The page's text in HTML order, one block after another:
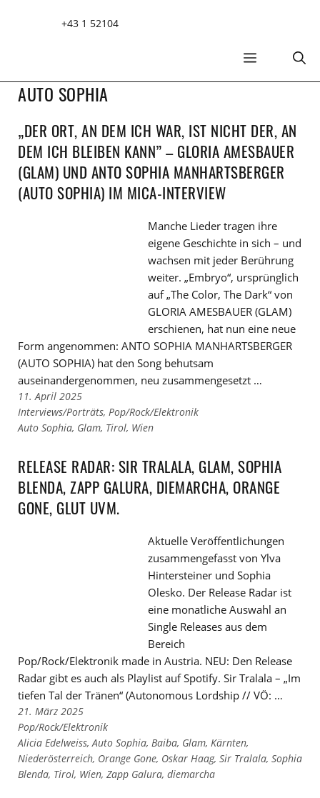
+43 1 52104
MENÜ
AUTO SOPHIA
„DER ORT, AN DEM ICH WAR, IST NICHT DER, AN
DEM ICH BLEIBEN KANN” – GLORIA AMESBAUER
(GLAM) UND ANTO SOPHIA MANHARTSBERGER
(AUTO SOPHIA) IM MICA-INTERVIEW
Manche Lieder tragen ihre
eigene Geschichte in sich – und
wachsen mit jeder Berührung
weiter. „Embryo“, ursprünglich
auf „The Color, The Dark“ von
GLORIA AMESBAUER (GLAM)
erschienen, hat nun eine neue
Form angenommen: ANTO SOPHIA MANHARTSBERGER
(AUTO SOPHIA) hat den Song behutsam
auseinandergenommen, neu zusammengesetzt …
11. April 2025
Links
zu
Kategorien
Interviews/Porträts, Pop/Rock/Elektronik
Links
den
Tags
Auto Sophia, Glam, Tirol, Wien
RELEASE RADAR: SIR TRALALA, GLAM, SOPHIA
BLENDA, ZAPP GALURA, DIEMARCHA, ORANGE
GONE, GLUT UVM.
Aktuelle Veröffentlichungen
zusammengefasst von Ylva
Hintersteiner und Sophia
Olesko. Der Release Radar ist
eine monatliche Auswahl an
Single Releases aus dem
Bereich
Pop/Rock/Elektronik made in Austria. NEU: Den Release
Radar gibt es auch als Playlist auf Spotify. Sir Tralala – „Im
tiefen Tal der Tränen“ (Autonomous Lordship // VÖ: …
21. März 2025
Links
zu
den
Kategorien
Pop/Rock/Elektronik
Links
zu
den
Alicia Edelweiss, Auto Sophia, Baiba, Glam, Kärnten,
Niederösterreich, Orange Gone, Oskar Haag, Sir Tralala, Sophia
Blenda, Tirol, Wien, Zapp Galura, diemarcha